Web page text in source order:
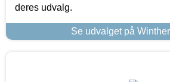
deres udvalg.
Se udvalget på